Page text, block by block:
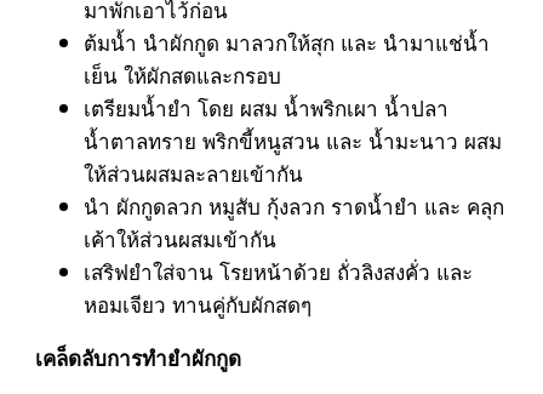
มาพักเอาไว้ก่อน
ต้มน้ำ นำผักกูด มาลวกให้สุก และ นำมาแช่น้ำ
เย็น ให้ผักสดและกรอบ
เตรียมน้ำยำ โดย ผสม น้ำพริกเผา น้ำปลา
น้ำตาลทราย พริกขี้หนูสวน และ น้ำมะนาว ผสม
ให้ส่วนผสมละลายเข้ากัน
นำ ผักกูดลวก หมูสับ กุ้งลวก ราดน้ำยำ และ คลุก
เค้าให้ส่วนผสมเข้ากัน
เสริฟยำใส่จาน โรยหน้าด้วย ถั่วลิงสงคั่ว และ
หอมเจียว ทานคู่กับผักสดๆ
เคล็ดลับการทำยำผักกูด